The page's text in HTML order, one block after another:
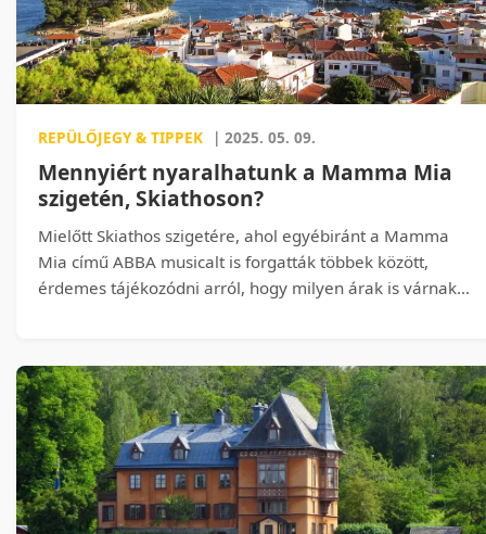
kell figyelni a vásárlás előtt.
REPÜLŐJEGY & TIPPEK | 2025. 05. 09.
Mennyiért nyaralhatunk a Mamma Mia
szigetén, Skiathoson?
Mielőtt Skiathos szigetére, ahol egyébiránt a Mamma
Mia című ABBA musicalt is forgatták többek között,
érdemes tájékozódni arról, hogy milyen árak is várnak
már lefoglaltuk a szállásunkat és összegyűjtöttük a
pénzt a repülőjegyre, vagy éppen az autós utazásra.
Szerencsére Skiathos nem sokkal drágább sziget ahhoz
képest, hogy elsősorban a filmnek köszönhetően,
milyen felkapott hely lett.